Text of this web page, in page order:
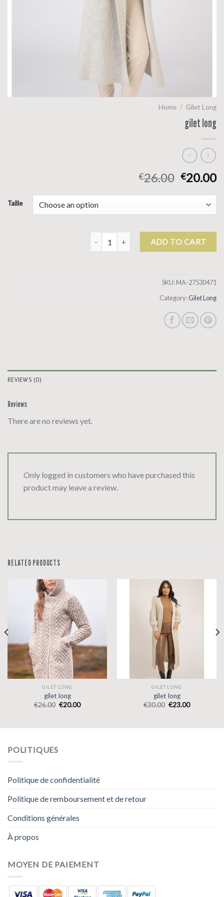
Home / Gilet Long
gilet long
€26.00 €20.00
Taille
ADD TO CART
SKU:MA-27530471
Category:Gilet Long
REVIEWS (0)
Reviews
There are no reviews yet.
Only logged in customers who have purchased this
product may leave a review.
RELATED PRODUCTS
GILET LONG
gilet long
€26.00 €20.00
GILET LONG
gilet long
€30.00 €23.00
POLITIQUES
Politique de confidentialité
Politique de remboursement et de retour
Conditions générales
À propos
MOYEN DE PAIEMENT